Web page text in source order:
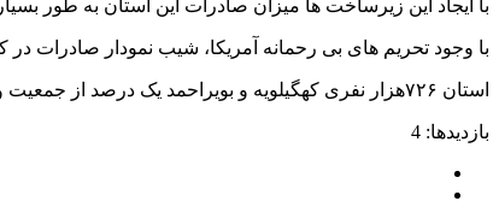
با ایجاد این زیرساخت ها میزان صادرات این استان به طور
با وجود تحریم های بی رحمانه آمریکا، شیب نمودار صادرات
استان ۷۲۶هزار نفری کهگیلویه و بویراحمد یک درصد از جمعیت و مساحت کشور را در اختیار دارد.
بازدیدها: 4